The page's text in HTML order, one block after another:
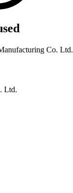
Co. Ltd.
Ltd.